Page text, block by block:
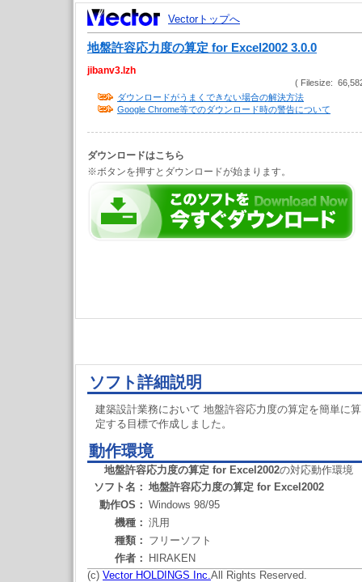
Vectorトップへ
地盤許容応力度の算定 for Excel2002 3.0.0
jibanv3.lzh
( Filesize:
ダウンロードがうまくできない場合の解決方法
Google Chrome等でのダウンロード時の警告について
ダウンロードはこちら
※ボタンを押すとダウンロードが始まります。
ソフト詳細説明
建築設計業務において 地盤許容応力度の算定を簡単に算
定する目標で作成しました。
動作環境
地盤許容応力度の算定 for Excel2002の対応動作環境
ソフト名： 地盤許容応力度の算定 for Excel2002
動作OS： Windows 98/95
機種： 汎用
種類： フリーソフト
作者：
HIRAKEN
(c) Vector HOLDINGS Inc.All Rights Reserved.